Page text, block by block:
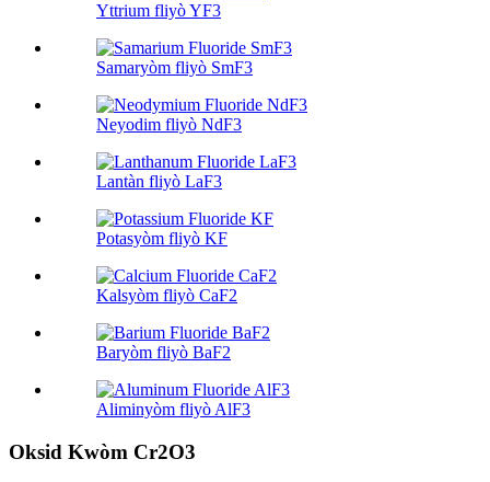
Yttrium fliyò YF3
Samaryòm fliyò SmF3
Neyodim fliyò NdF3
Lantàn fliyò LaF3
Potasyòm fliyò KF
Kalsyòm fliyò CaF2
Baryòm fliyò BaF2
Aliminyòm fliyò AlF3
Oksid Kwòm Cr2O3